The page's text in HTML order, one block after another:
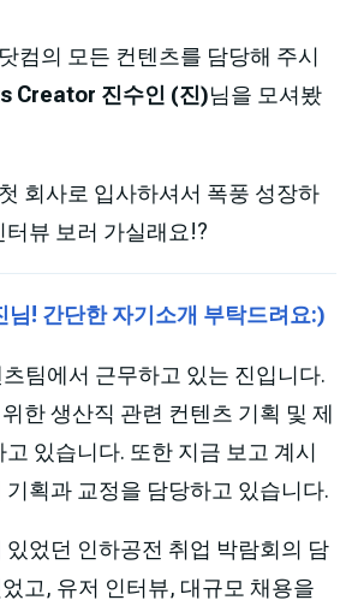
컴의 모든 컨텐츠를 담당해 주시
Creator 진수인 (진)님을 모셔봤
회사로 입사하셔서 폭풍 성장하
터뷰 보러 가실래요!?
님! 간단한 자기소개 부탁드려요:)
팀에서 근무하고 있는 진입니다.
한 생산직 관련 컨텐츠 기획 및 제
있습니다. 또한 지금 보고 계시
기획과 교정을 담당하고 있습니다.
있었던 인하공전 취업 박람회의 담
고, 유저 인터뷰, 대규모 채용을